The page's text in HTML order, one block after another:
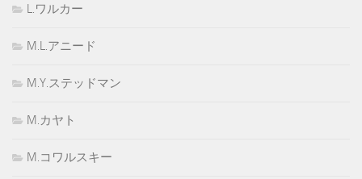
L.ワルカー
M.L.アニード
M.Y.ステッドマン
M.カヤト
M.コワルスキー